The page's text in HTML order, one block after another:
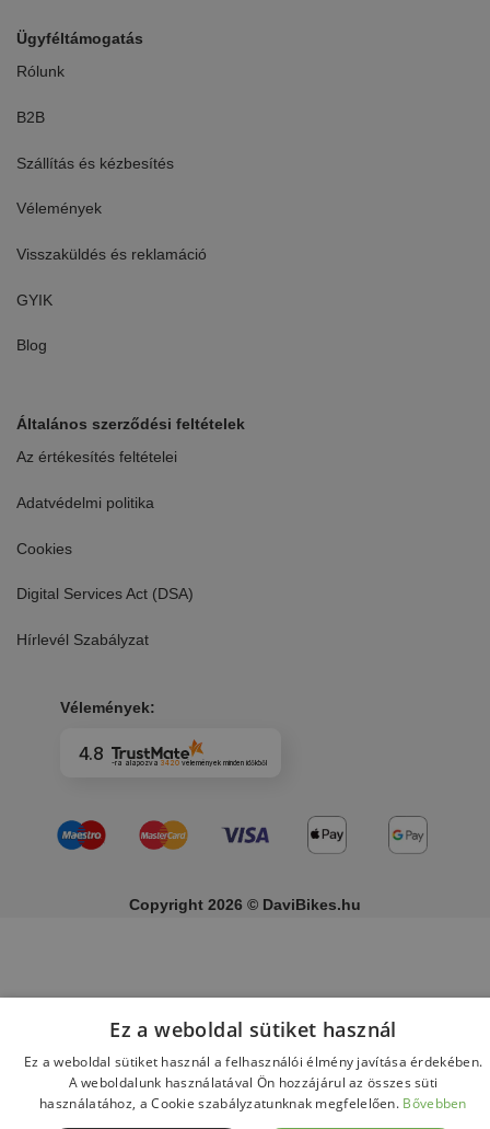
Ügyféltámogatás
Rólunk
B2B
Szállítás és kézbesítés
Vélemények
Visszaküldés és reklamáció
GYIK
Blog
Általános szerződési feltételek
Az értékesítés feltételei
Adatvédelmi politika
Cookies
Digital Services Act (DSA)
Hírlevél Szabályzat
Vélemények:
4.8 -ra alapozva 3420 véleményekminden időkből
Copyright 2026 © DaviBikes.hu
Ez a weboldal sütiket használ
Ez a weboldal sütiket használ a felhasználói élmény javítása érdekében.
A weboldalunk használatával Ön hozzájárul az összes süti
használatához, a Cookie szabályzatunknak megfelelően. Bővebben